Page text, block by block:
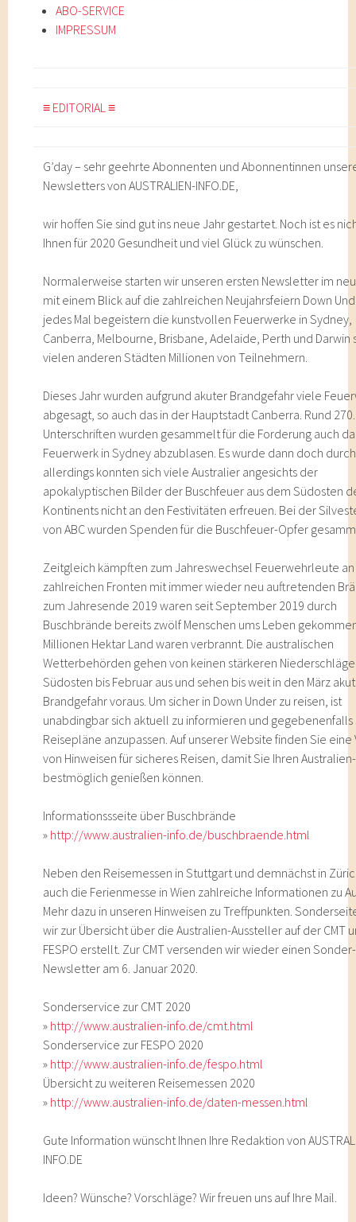
ABO-SERVICE
IMPRESSUM
≡ EDITORIAL ≡
G’day – sehr geehrte Abonnenten und Abonnentinnen
Newsletters von AUSTRALIEN-INFO.DE,
wir hoffen Sie sind gut ins neue Jahr gestartet. Noch ist es
Ihnen für 2020 Gesundheit und viel Glück zu wünschen.
Normalerweise starten wir unseren ersten Newsletter im
mit einem Blick auf die zahlreichen Neujahrsfeiern Down
jedes Mal begeistern die kunstvollen Feuerwerke in Sydney,
Canberra, Melbourne, Brisbane, Adelaide, Perth und Darwin
vielen anderen Städten Millionen von Teilnehmern.
Dieses Jahr wurden aufgrund akuter Brandgefahr viele
abgesagt, so auch das in der Hauptstadt Canberra. Rund
Unterschriften wurden gesammelt für die Forderung auch
Feuerwerk in Sydney abzublasen. Es wurde dann doch
allerdings konnten sich viele Australier angesichts der
apokalyptischen Bilder der Buschfeuer aus dem Südosten
Kontinents nicht an den Festivitäten erfreuen. Bei der
von ABC wurden Spenden für die Buschfeuer-Opfer
Zeitgleich kämpften zum Jahreswechsel Feuerwehrleute an
zahlreichen Fronten mit immer wieder neu auftretenden
zum Jahresende 2019 waren seit September 2019 durch
Buschbrände bereits zwölf Menschen ums Leben
Millionen Hektar Land waren verbrannt. Die australischen
Wetterbehörden gehen von keinen stärkeren
Südosten bis Februar aus und sehen bis weit in den März
Brandgefahr voraus. Um sicher in Down Under zu reisen, ist
unabdingbar sich aktuell zu informieren und gegebenenfalls
Reisepläne anzupassen. Auf unserer Website finden Sie eine
von Hinweisen für sicheres Reisen, damit Sie Ihren
bestmöglich genießen können.
Informationssseite über Buschbrände
» http://www.australien-info.de/buschbraende.html
Neben den Reisemessen in Stuttgart und demnächst in
auch die Ferienmesse in Wien zahlreiche Informationen zu
Mehr dazu in unseren Hinweisen zu Treffpunkten.
wir zur Übersicht über die Australien-Aussteller auf der CMT
FESPO erstellt. Zur CMT versenden wir wieder einen Sonder-
Newsletter am 6. Januar 2020.
Sonderservice zur CMT 2020
» http://www.australien-info.de/cmt.html
Sonderservice zur FESPO 2020
» http://www.australien-info.de/fespo.html
Übersicht zu weiteren Reisemessen 2020
» http://www.australien-info.de/daten-messen.html
Gute Information wünscht Ihnen Ihre Redaktion von
INFO.DE
Ideen? Wünsche? Vorschläge? Wir freuen uns auf Ihre Mail.